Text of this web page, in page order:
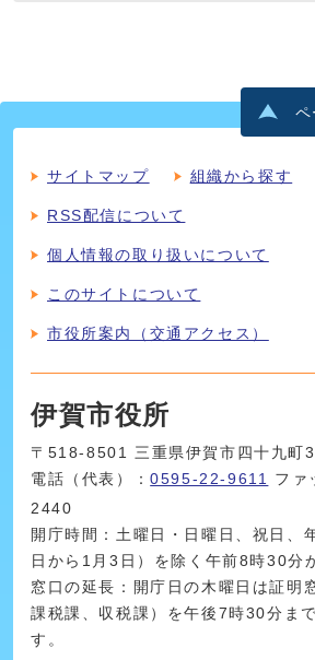
ペ
サイトマップ 組織から探す
RSS配信について
個人情報の取り扱いについて
このサイトについて
市役所案内（交通アクセス）
伊賀市役所
〒518-8501 三重県伊賀市四十九町
電話（代表）：0595-22-9611
ファ
2440
開庁時間：土曜日・日曜日、祝日、
日から1月3日）を除く午前8時30分
窓口の延長：開庁日の木曜日は証明
課税課、収税課）を午後7時30分ま
す。